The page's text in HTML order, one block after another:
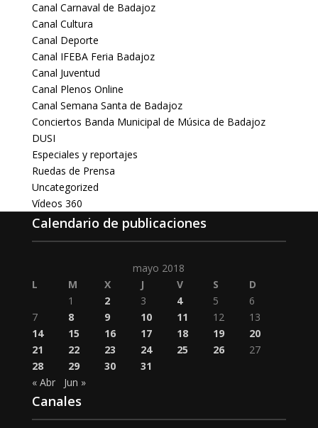
Canal Carnaval de Badajoz
Canal Cultura
Canal Deporte
Canal IFEBA Feria Badajoz
Canal Juventud
Canal Plenos Online
Canal Semana Santa de Badajoz
Conciertos Banda Municipal de Música de Badajoz
DUSI
Especiales y reportajes
Ruedas de Prensa
Uncategorized
Vídeos 360
Calendario de publicaciones
mayo 2018
L
M X J V S
D
1
2 3 4 5
6
7
8 9 10 11 12
13
14
15 16 17 18 19
20
21
22 23 24 25 26
27
28
29 30
31
« Abr
Jun »
Canales